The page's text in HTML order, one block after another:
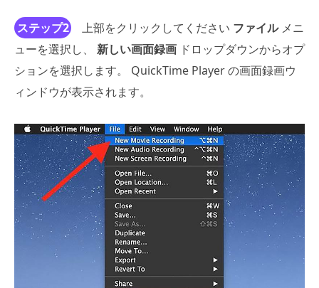
ステップ2 上部をクリックしてください ファイルメニ
ューを選択し、 新しい画面録画 ドロップダウンからオプ
ションを選択します。 QuickTime Player の画面録画ウ
ィンドウが表示されます。